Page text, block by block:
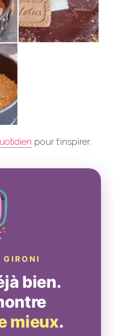
pour t’inspirer.
GIRONI
bien.
mieux.